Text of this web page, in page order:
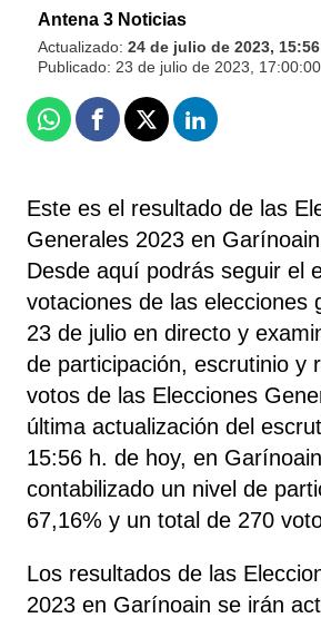
Antena 3 Noticias
Actualizado: 24 de julio de 2023,
Publicado: 23 de julio de 2023, 17:00:00
WhatsappFacebook
X Linkedin
Este es el resultado de las
Generales 2023 en
Desde aquí podrás seguir el
votaciones de las elecciones
23 de julio en directo y
de participación, escrutinio y
votos de las Elecciones
última actualización del
15:56 h. de hoy, en
contabilizado un nivel de
67,16% y un total de 270
Los resultados de las
2023 en Garínoain se irán